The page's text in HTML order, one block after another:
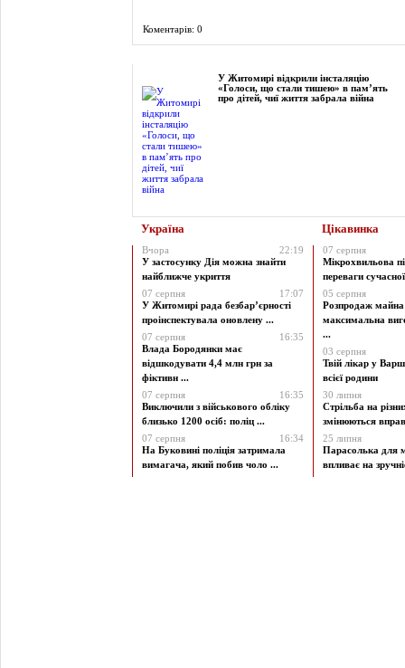
Коментарів: 0
У Житомирі відкрили інсталяцію
«Голоси, що стали тишею» в пам’ять
про дітей, чиї життя забрала війна
Україна Цікавинка
Вчора
22:19
У застосунку Дія можна знайти
найближче укриття
07 серпня
17:07
У Житомирі рада безбар’єрності
проінспектувала оновлену ...
07 серпня
16:35
Влада Бородянки має
відшкодувати 4,4 млн грн за
фіктивн ...
07 серпня
16:35
Виключили з військового обліку
близько 1200 осіб: поліц ...
07 серпня
16:34
На Буковині поліція затримала
вимагача, який побив чоло ...
07 серпня
Мікрохвильова
переваги
05 серпня
Розпродаж майна
максимальна
...
03 серпня
Твій лікар у
всієї родини
30 липня
Стрільба на
змінюються
25 липня
Парасолька для
впливає на